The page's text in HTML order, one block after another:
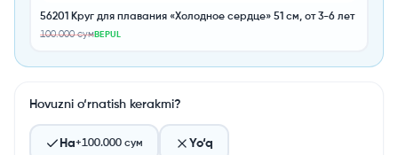
56201 Круг для плавания «Холодное сердце» 51 см, от 3-6 лет
100.000 сум BEPUL
Hovuzni o‘rnatish kerakmi?
Ha+100.000 сум Yo‘q